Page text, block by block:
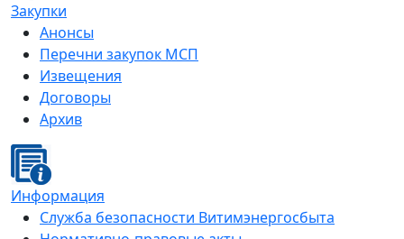
Закупки
Анонсы
Перечни закупок МСП
Извещения
Договоры
Архив
Информация
Служба безопасности Витимэнергосбыта